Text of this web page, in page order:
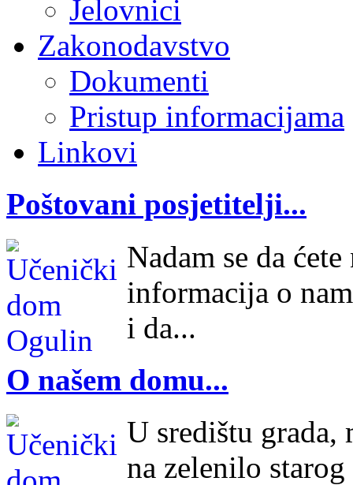
Jelovnici
Zakonodavstvo
Dokumenti
Pristup informacijama
Linkovi
Poštovani posjetitelji...
Nadam se da
informacija o
i da...
O našem domu...
U središtu grada,
na zelenilo